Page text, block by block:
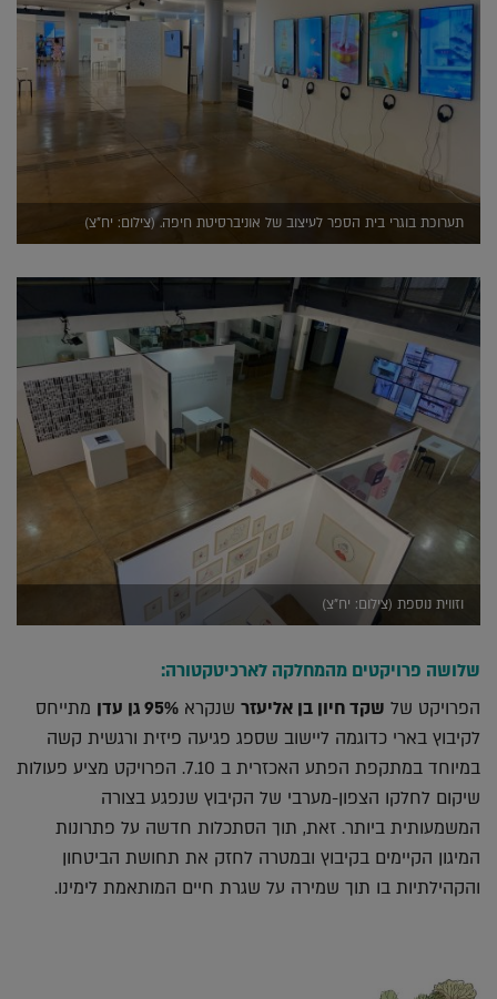
תערוכת בוגרי בית הספר לעיצוב של אוניברסיטת חיפה. (צילום: יח"צ)
וזווית נוספת (צילום: יח"צ)
שלושה פרויקטים מהמחלקה לארכיטקטורה:
הפרויקט של שקד חיון בן אליעזר שנקרא 95% גן עדן
מתייחס
לקיבוץ בארי כדוגמה ליישוב שספג פגיעה פיזית ורגשית קשה
במיוחד במתקפת הפתע האכזרית ב 7.10. הפרויקט מציע פעולות
שיקום לחלקו הצפון-מערבי של הקיבוץ שנפגע בצורה
המשמעותית ביותר. זאת, תוך הסתכלות חדשה על פתרונות
המיגון הקיימים בקיבוץ ובמטרה לחזק את תחושת הביטחון
והקהילתיות בו תוך שמירה על שגרת חיים המותאמת לימינו.